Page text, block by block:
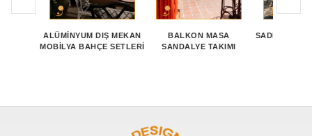
ALÜMINYUM DIŞ MEKAN
MOBILYA BAHÇE SETLERI
BALKON MASA
SANDALYE TAKIMI
SADE